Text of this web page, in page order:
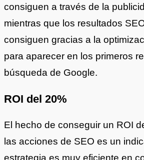
consiguen a través de la
mientras que los resultados
consiguen gracias a la
para aparecer en los primeros
búsqueda de Google.
ROI del 20%
El hecho de conseguir un ROI
las acciones de SEO es un
estrategia es muy eficiente en